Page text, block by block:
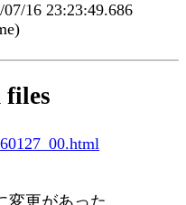
16 23:23:49.686
files